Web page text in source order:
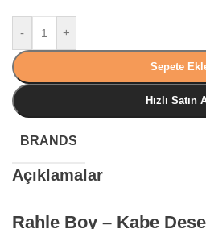
- +
Sepete
Hızlı Satın
BRANDS
Açıklamalar
Rahle Boy – Kabe